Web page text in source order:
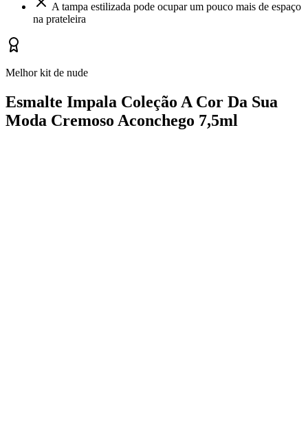
A tampa estilizada pode ocupar um pouco mais de espaço
na prateleira
Melhor kit de nude
Esmalte Impala Coleção A Cor Da Sua
Moda Cremoso Aconchego 7,5ml